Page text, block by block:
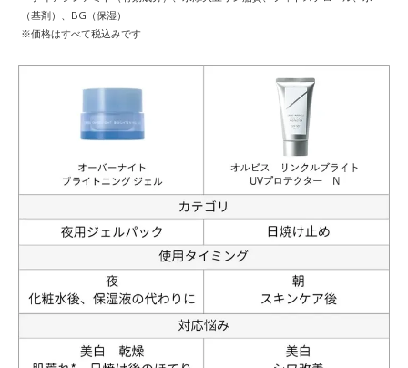
（基剤）、BG（保湿）
※価格はすべて税込みです